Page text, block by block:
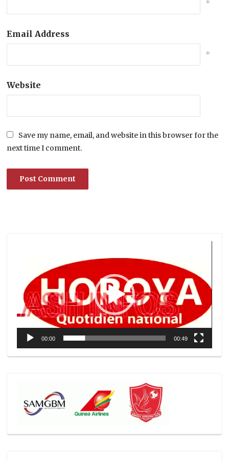
*
Email Address
*
Website
Save my name, email, and website in this browser for the
next time I comment.
00:00 00:49